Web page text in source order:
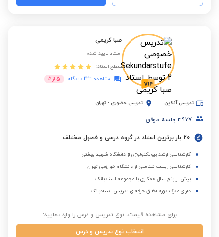
صبا کریمی
استاد تایید شده
سطح استاد:
مشاهده 223 دیدگاه
5 از 5
تدریس آنلاین تدریس حضوری - تهران
3977 جلسه موفق
20 بار برترین استاد در گروه درسی و فصول مختلف
کارشناسی ارشد بیوتکنولوژی از دانشگاه شهید بهشتی
کارشناسی زیست شناسی از دانشگاه خوارزمی تهران
بیش از پنج سال همکاری با مجموعه استادبانک
دارای مدرک دوره اخلاق حرفه‌ای تدریس استادبانک
برای مشاهده قیمت، نوع تدریس و درس را وارد نمایید:
انتخاب نوع تدریس و درس